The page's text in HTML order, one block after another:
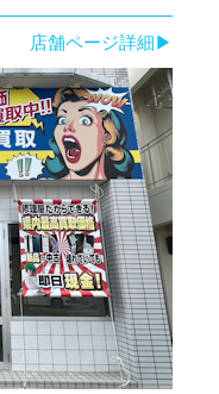
店舗ページ詳細▶